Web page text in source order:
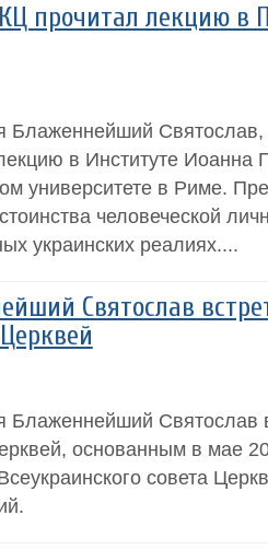
прочитал лекцию в
Блаженнейший
в Институте Иоанна
университете в Риме.
человеческой
украинских реалиях....
Святослав
Блаженнейший Святослав
основанным в мае
совета